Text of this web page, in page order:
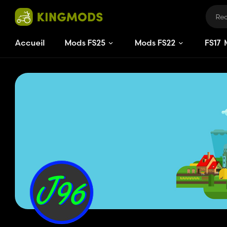
Accueil Mods FS25 Mods FS22 FS17